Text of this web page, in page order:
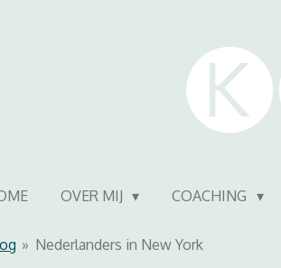
OVER MIJ COACHING
» Nederlanders in New York